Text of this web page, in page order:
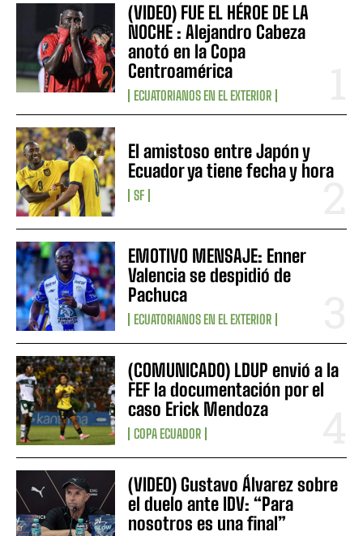
(VIDEO) FUE EL HÉROE DE LA
NOCHE : Alejandro Cabeza
anotó en la Copa
Centroamérica
ECUATORIANOS EN EL EXTERIOR
El amistoso entre Japón y
Ecuador ya tiene fecha y hora
SF
EMOTIVO MENSAJE: Enner
Valencia se despidió de
Pachuca
ECUATORIANOS EN EL EXTERIOR
(COMUNICADO) LDUP envió a la
FEF la documentación por el
caso Erick Mendoza
COPA ECUADOR
(VIDEO) Gustavo Álvarez sobre
el duelo ante IDV: “Para
nosotros es una final”